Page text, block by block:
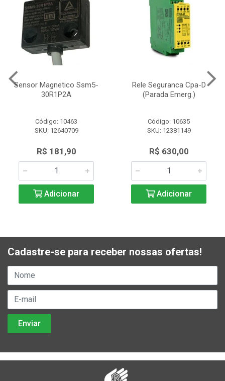
Sensor Magnetico Ssm5-
30R1P2A
Código: 10463
SKU: 12640709
R$ 181,90
Adicionar
Rele Seguranca Cpa-D
(Parada Emerg.)
Código: 10635
SKU: 12381149
R$ 630,00
Adicionar
Cadastre-se para receber nossas ofertas!